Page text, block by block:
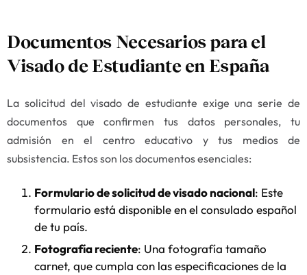
Documentos Necesarios para el
Visado de Estudiante en España
La solicitud del visado de estudiante exige una serie de
documentos que confirmen tus datos personales, tu
admisión en el centro educativo y tus medios de
subsistencia. Estos son los documentos esenciales:
Formulario de solicitud de visado nacional: Este
formulario está disponible en el consulado español
de tu país.
Fotografía reciente: Una fotografía tamaño
carnet, que cumpla con las especificaciones de la